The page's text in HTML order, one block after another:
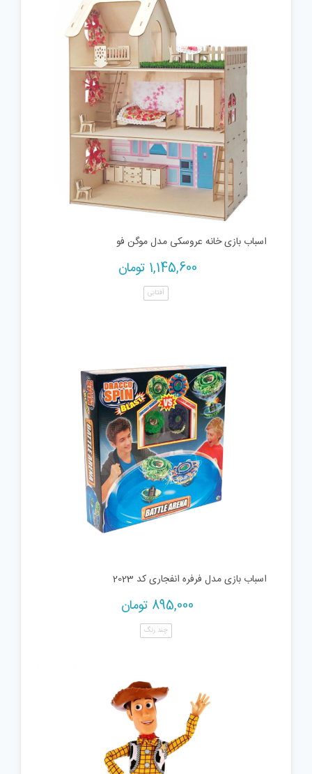
اسباب بازی خانه عروسکی مدل موگن فو
1,145,600 تومان
آفتابی
اسباب بازی مدل فرفره انفجاری کد 2023
895,000 تومان
چند رنگ